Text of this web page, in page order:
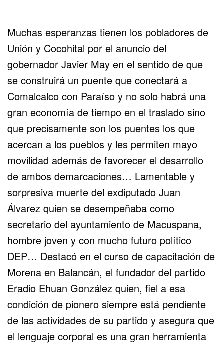
Muchas esperanzas tienen los pobladores de
Unión y Cocohital por el anuncio del
gobernador Javier May en el sentido de que
se construirá un puente que conectará a
Comalcalco con Paraíso y no solo habrá una
gran economía de tiempo en el traslado sino
que precisamente son los puentes los que
acercan a los pueblos y les permiten mayo
movilidad además de favorecer el desarrollo
de ambos demarcaciones… Lamentable y
sorpresiva muerte del exdiputado Juan
Álvarez quien se desempeñaba como
secretario del ayuntamiento de Macuspana,
hombre joven y con mucho futuro político
DEP… Destacó en el curso de capacitación de
Morena en Balancán, el fundador del partido
Eradio Ehuan González quien, fiel a esa
condición de pionero siempre está pendiente
de las actividades de su partido y asegura que
el lenguaje corporal es una gran herramienta